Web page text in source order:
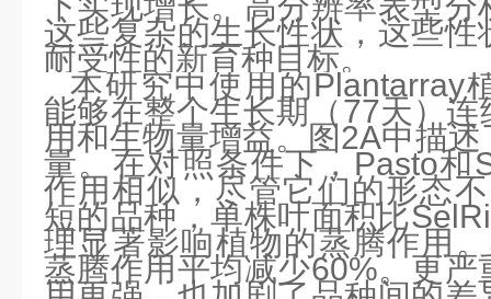
这些复杂的生长性状，这些
耐受性的新育种目标。
本研究中使用的Plantarray
能够在整个生长期（77天）
用和生物量增益。图2A中描
量。在对照条件下，Pasto和
作用相似，尽管它们的形态
短的品种，单株叶面积比
理显著影响植物的蒸腾作用
蒸腾作用平均减少60%。更